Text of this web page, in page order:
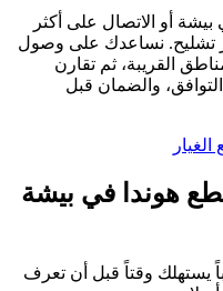
أو الاتصال على أكثر
تشليح. نساعدك على وصول
القريبة، ثم تقارن
والضمان قبل
هوندا في بيشة
يستهلك وقتاً قبل أن تعرف